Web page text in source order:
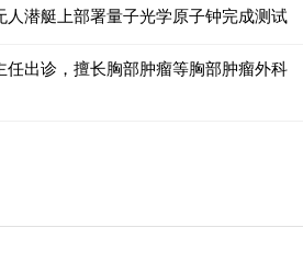
潜艇上部署量子光学原子钟完成测试
任出诊，擅长胸部肿瘤等胸部肿瘤外科